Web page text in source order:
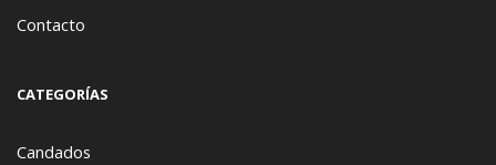
Contacto
CATEGORÍAS
Candados